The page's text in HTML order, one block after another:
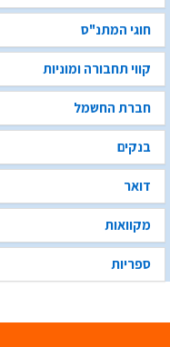
חוגי המתנ"ס
קווי תחבורה ומוניות
חברת החשמל
בנקים
דואר
מקוואות
ספריות